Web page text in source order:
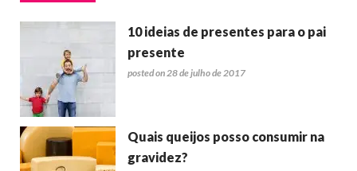
10 ideias de presentes para o pai
presente
posted on 28 de julho de 2017
Quais queijos posso consumir na
gravidez?